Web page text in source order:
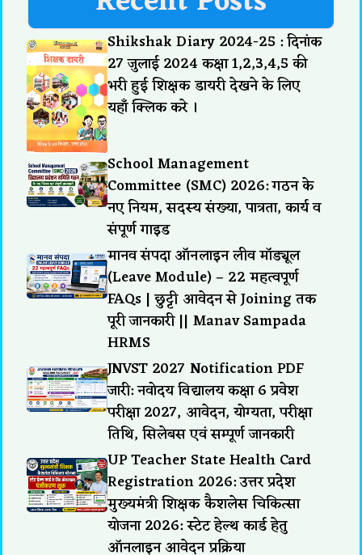
Shikshak Diary 2024-25 : दिनांक
27 जुलाई 2024 कक्षा 1,2,3,4,5 की
भरी हुई शिक्षक डायरी देखने के लिए
यहाँ क्लिक करे ।
School Management
Committee (SMC) 2026: गठन के
नए नियम, सदस्य संख्या, पात्रता, कार्य व
संपूर्ण गाइड
मानव संपदा ऑनलाइन लीव मॉड्यूल
(Leave Module) – 22 महत्वपूर्ण
FAQs | छुट्टी आवेदन से Joining तक
पूरी जानकारी || Manav Sampada
HRMS
JNVST 2027 Notification PDF
जारी: नवोदय विद्यालय कक्षा 6 प्रवेश
परीक्षा 2027, आवेदन, योग्यता, परीक्षा
तिथि, सिलेबस एवं सम्पूर्ण जानकारी
UP Teacher State Health Card
Registration 2026: उत्तर प्रदेश
मुख्यमंत्री शिक्षक कैशलेस चिकित्सा
योजना 2026: स्टेट हेल्थ कार्ड हेतु
ऑनलाइन आवेदन प्रक्रिया